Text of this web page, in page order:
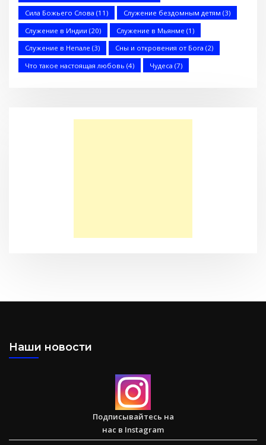
Большая потеря или большое приобретение?
Сила Божьего Слова (11) Служение бездомным детям (3)
Служение в Индии (20) Служение в Мьянме (1)
Служение в Непале (3) Сны и откровения от Бога (2)
Что такое настоящая любовь (4) Чудеса (7)
Наши новости
Подписывайтесь на
нас в Instagram